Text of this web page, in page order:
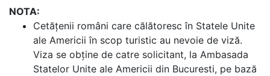
5. Cozumel
6.
Zi de navigare pe Mare 0:00 - 0:00
Ocean Cay, MSC Marine Reserve Bahamas 07:00
- 18:00
Miami, Florida SUA 07:00 - ⚓
NOTA:
Cetăţenii români care călătoresc în Statele Unite
ale Americii în scop turistic au nevoie de viză.
Viza se obține de catre solicitant, la Ambasada
Statelor Unite ale Americii din Bucuresti, pe bază